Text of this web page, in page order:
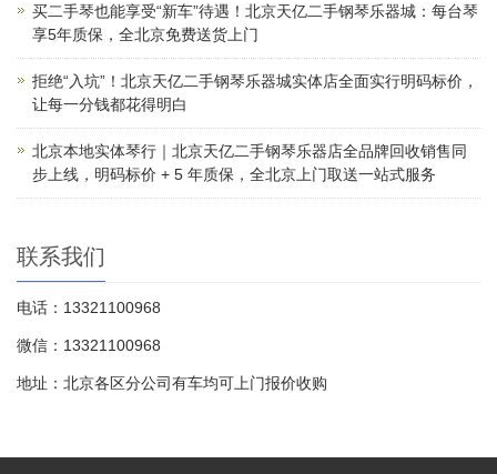
买二手琴也能享受“新车”待遇！北京天亿二手钢琴乐器城：每台琴
享5年质保，全北京免费送货上门
拒绝“入坑”！北京天亿二手钢琴乐器城实体店全面实行明码标价，
让每一分钱都花得明白
北京本地实体琴行｜北京天亿二手钢琴乐器店全品牌回收销售同
步上线，明码标价 + 5 年质保，全北京上门取送一站式服务
联系我们
电话：13321100968
微信：13321100968
地址：北京各区分公司有车均可上门报价收购